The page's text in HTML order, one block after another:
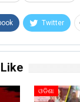
Twitter
ଓଡିଶା